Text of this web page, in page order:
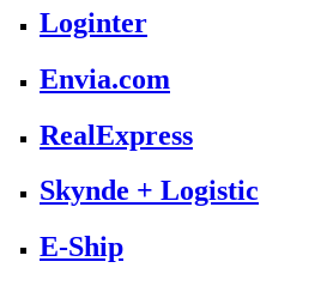
Loginter
Envia.com
RealExpress
Skynde + Logistic
E-Ship